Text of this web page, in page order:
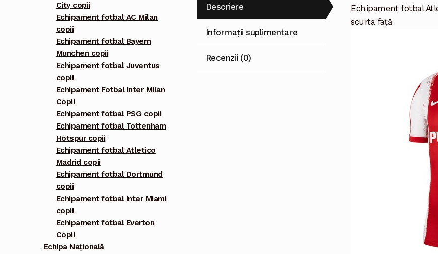
Descriere
Informații suplimentare
Recenzii (0)
Echipament fotbal
scurta față
City copii
Echipament fotbal AC Milan
copii
Echipament fotbal Bayern
Munchen copii
Echipament fotbal Juventus
copii
Echipament Fotbal Inter Milan
Copii
Echipament fotbal PSG copii
Echipament fotbal Tottenham
Hotspur copii
Echipament fotbal Atletico
Madrid copii
Echipament fotbal Dortmund
copii
Echipament fotbal Inter Miami
copii
Echipament fotbal Everton
Copii
Echipa Națională